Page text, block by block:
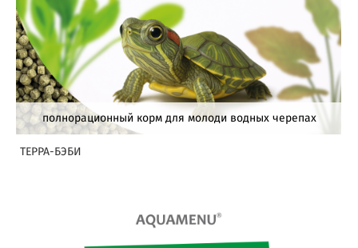
полнорационный корм для молоди водных черепах
ТЕРРА-БЭБИ